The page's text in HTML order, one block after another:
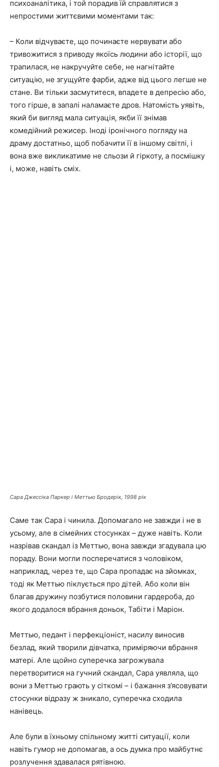
психоаналітика, і той порадив їй справлятися з
непростими життєвими моментами так:
– Коли відчуваєте, що починаєте нервувати або
тривожитися з приводу якоїсь людини або історії, що
трапилася, не накручуйте себе, не нагнітайте
ситуацію, не згущуйте фарби, адже від цього легше не
стане. Ви тільки засмутитеся, впадете в депресію або,
того гірше, в запалі наламаєте дров. Натомість уявіть,
який би вигляд мала ситуація, якби її знімав
комедійний режисер. Іноді іронічного погляду на
драму достатньо, щоб побачити її в іншому світлі, і
вона вже викликатиме не сльози й гіркоту, а посмішку
і, може, навіть сміх.
Сара Джессіка Паркер і Меттью Бродерік, 1998 рік
Саме так Сара і чинила. Допомагало не завжди і не в
усьому, але в сімейних стосунках – дуже навіть. Коли
назрівав скандал із Меттью, вона завжди згадувала цю
пораду. Вони могли посперечатися з чоловіком,
наприклад, через те, що Сара пропадає на зйомках,
тоді як Меттью піклується про дітей. Або коли він
благав дружину позбутися половини гардероба, до
якого додалося вбрання доньок, Табіти і Маріон.
Меттью, педант і перфекціоніст, насилу виносив
безлад, який творили дівчатка, приміряючи вбрання
матері. Але щойно суперечка загрожувала
перетворитися на гучний скандал, Сара уявляла, що
вони з Меттью грають у сіткомі – і бажання з’ясовувати
стосунки відразу ж зникало, суперечка сходила
нанівець.
Але були в їхньому спільному житті ситуації, коли
навіть гумор не допомагав, а ось думка про майбутнє
розлучення здавалася рятівною.